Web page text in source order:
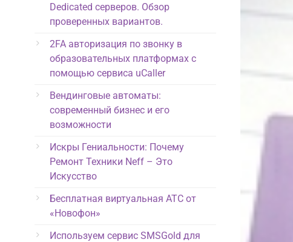
Dedicated серверов. Обзор
проверенных вариантов.
2FA авторизация по звонку в
образовательных платформах с
помощью сервиса uCaller
Вендинговые автоматы:
современный бизнес и его
возможности
Искры Гениальности: Почему
Ремонт Техники Neff – Это
Искусство
Бесплатная виртуальная АТС от
«Новофон»
Используем сервис SMSGold для